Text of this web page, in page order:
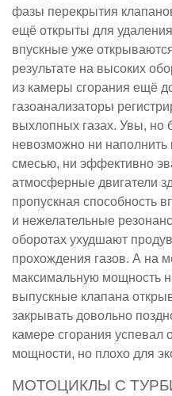
фазы перекрытия
ещё открыты для
впускные уже
результате на высоких
из камеры сгорания ещё
газоанализаторы
выхлопных газах. Увы, но
невозможно ни наполнить
смесью, ни эффективно
атмосферные двигатели
пропускная способность
и нежелательные
оборотах ухудшают
прохождения газов. А на
максимальную мощность
выпускные клапана
закрывать довольно
камере сгорания успевал
мощности, но плохо для
МОТОЦИКЛЫ С